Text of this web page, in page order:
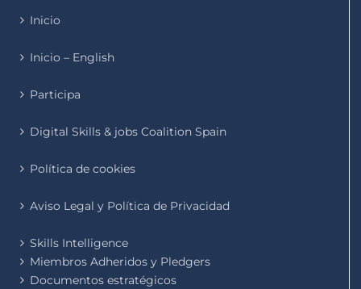
Inicio
Inicio – English
Participa
Digital Skills & jobs Coalition Spain
Política de cookies
Aviso Legal y Política de Privacidad
Skills Intelligence
Miembros Adheridos y Pledgers
Documentos estratégicos